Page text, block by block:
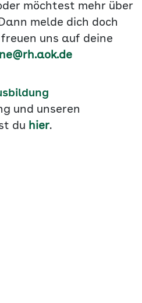
möchtest mehr über
melde dich doch
uns auf deine
und unseren
du hier.